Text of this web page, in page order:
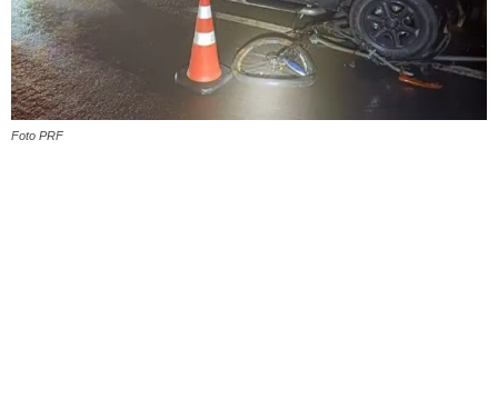
Foto PRF